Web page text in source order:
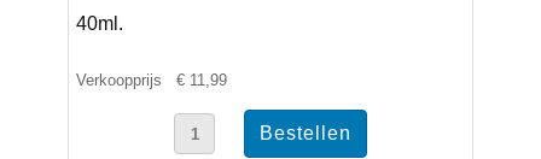
40ml.
Verkoopprijs € 11,99